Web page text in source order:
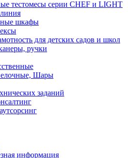
тестомесы серии CHEF и LIGHT
шкафы
для детских садов и школ
ручки
Шары
заданий
информация